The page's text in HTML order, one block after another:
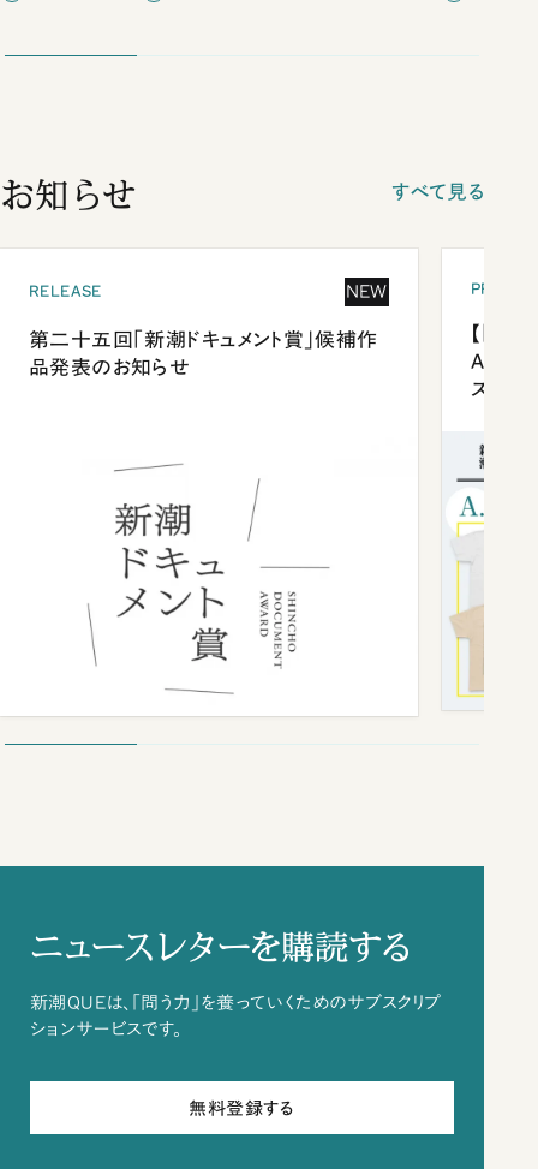
お知らせ すべて見る
RELEASE NEW
第二十五回「新潮ドキュメント賞」候補作
品発表のお知らせ
【「新
ズプレ
ニュースレターを購読する
新潮QUEは、「問う力」を養っていくためのサブスクリプ
ションサービスです。
無料登録する